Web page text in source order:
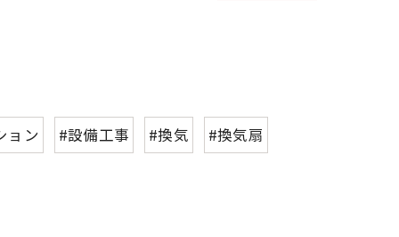
ョン #設備工事 #換気 #換気扇